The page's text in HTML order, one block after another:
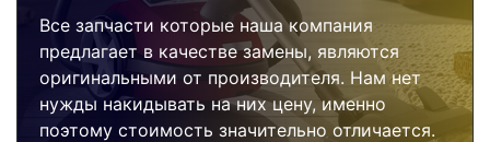
Все запчасти которые наша компания
предлагает в качестве замены, являются
оригинальными от производителя. Нам нет
нужды накидывать на них цену, именно
поэтому стоимость значительно отличается.